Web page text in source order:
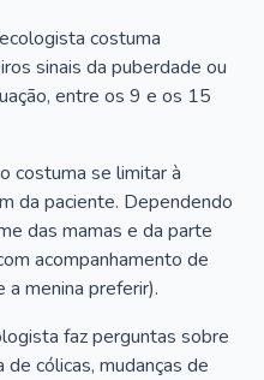
costuma
sinais da puberdade ou
entre os 9 e os 15
costuma se limitar à
da paciente. Dependendo
das mamas e da parte
acompanhamento de
a menina preferir).
faz perguntas sobre
cólicas, mudanças de